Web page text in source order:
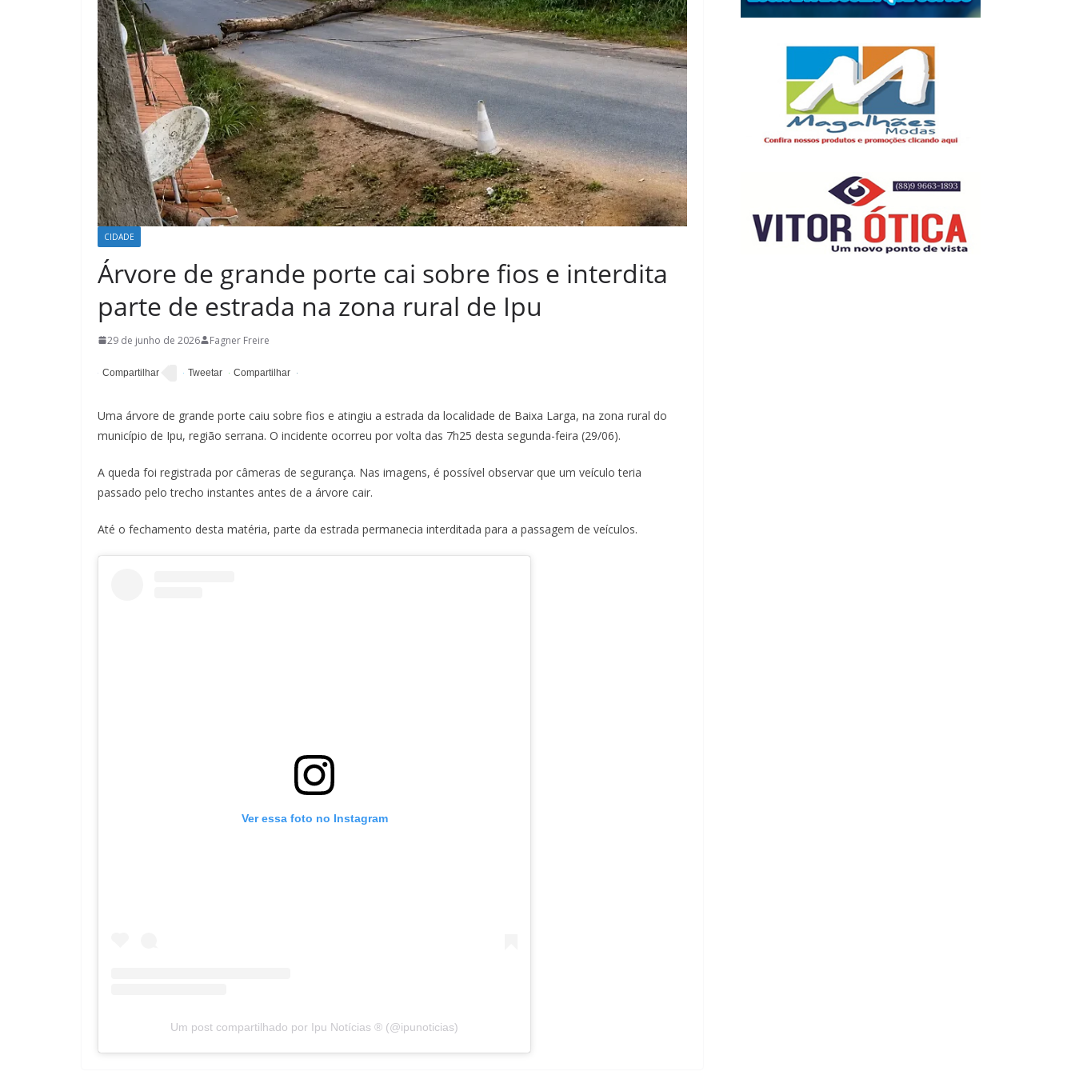
CIDADE
Árvore de grande porte cai sobre fios e interdita
parte de estrada na zona rural de Ipu
29 de junho de 2026 Fagner Freire
Uma árvore de grande porte caiu sobre fios e atingiu a estrada da localidade de Baixa Larga, na zona rural do
município de Ipu, região serrana. O incidente ocorreu por volta das 7h25 desta segunda-feira (29/06).
A queda foi registrada por câmeras de segurança. Nas imagens, é possível observar que um veículo teria
passado pelo trecho instantes antes de a árvore cair.
Até o fechamento desta matéria, parte da estrada permanecia interditada para a passagem de veículos.
Ver essa foto no Instagram
Um post compartilhado por Ipu Notícias ® (@ipunoticias)